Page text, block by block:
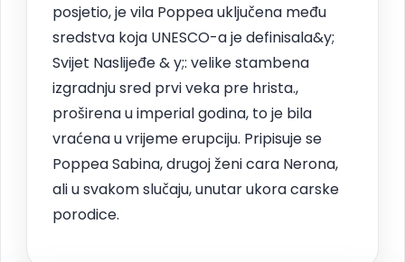
posjetio, je vila Poppea uključena među
sredstva koja UNESCO-a je definisala&y;
Svijet Naslijeđe & y;: velike stambena
izgradnju sred prvi veka pre hrista.,
proširena u imperial godina, to je bila
vraćena u vrijeme erupciju. Pripisuje se
Poppea Sabina, drugoj ženi cara Nerona,
ali u svakom slučaju, unutar ukora carske
porodice.